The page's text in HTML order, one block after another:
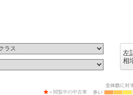
左
相
＝閲覧中の中古車